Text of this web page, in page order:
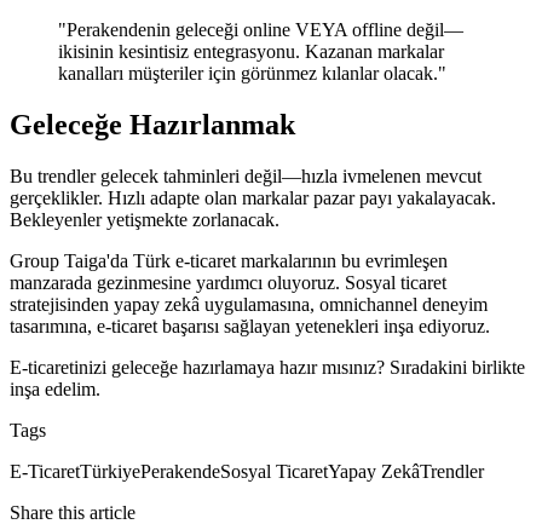
"Perakendenin geleceği online VEYA offline değil—
ikisinin kesintisiz entegrasyonu. Kazanan markalar
kanalları müşteriler için görünmez kılanlar olacak."
Geleceğe Hazırlanmak
Bu trendler gelecek tahminleri değil—hızla ivmelenen mevcut
gerçeklikler. Hızlı adapte olan markalar pazar payı yakalayacak.
Bekleyenler yetişmekte zorlanacak.
Group Taiga'da Türk e-ticaret markalarının bu evrimleşen
manzarada gezinmesine yardımcı oluyoruz. Sosyal ticaret
stratejisinden yapay zekâ uygulamasına, omnichannel deneyim
tasarımına, e-ticaret başarısı sağlayan yetenekleri inşa ediyoruz.
E-ticaretinizi geleceğe hazırlamaya hazır mısınız? Sıradakini birlikte
inşa edelim.
Tags
E-TicaretTürkiyePerakendeSosyal TicaretYapay ZekâTrendler
Share this article